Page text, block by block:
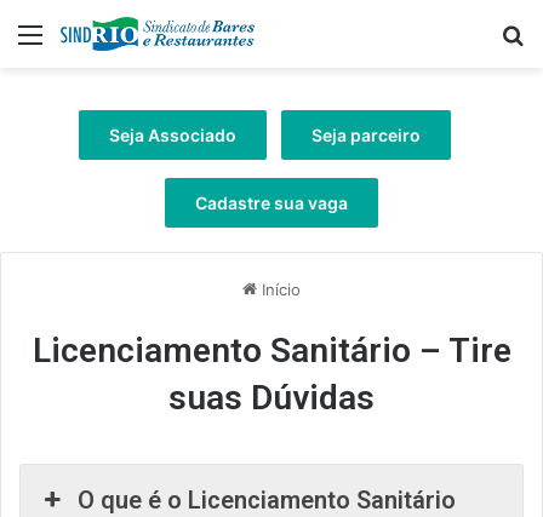
Menu
Seja Associado Seja parceiro
Cadastre sua vaga
Início
Licenciamento Sanitário – Tire
suas Dúvidas
O que é o Licenciamento Sanitário